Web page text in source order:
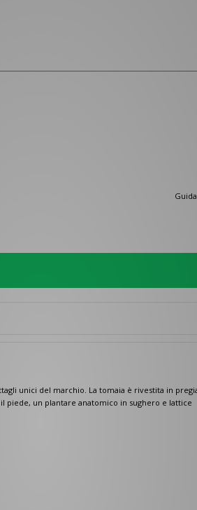
unici del marchio. La tomaia è rivestita in
piede, un plantare anatomico in sughero e lattice